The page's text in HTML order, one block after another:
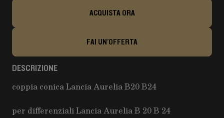
ACQUISTA ORA
FAI UN'OFFERTA
DESCRIZIONE
coppia conica Lancia Aurelia B20 B24
per differenziali Lancia Aurelia B 20 B 24